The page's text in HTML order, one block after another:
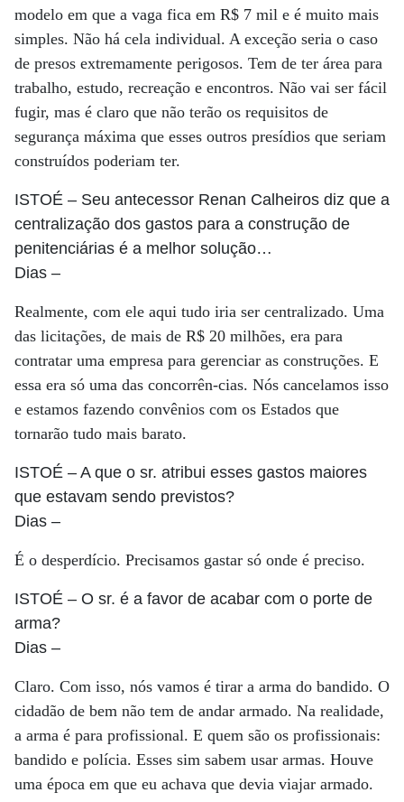
modelo em que a vaga fica em R$ 7 mil e é muito mais
simples. Não há cela individual. A exceção seria o caso
de presos extremamente perigosos. Tem de ter área para
trabalho, estudo, recreação e encontros. Não vai ser fácil
fugir, mas é claro que não terão os requisitos de
segurança máxima que esses outros presídios que seriam
construídos poderiam ter.
ISTOÉ – Seu antecessor Renan Calheiros diz que a
centralização dos gastos para a construção de
penitenciárias é a melhor solução…
Dias –
Realmente, com ele aqui tudo iria ser centralizado. Uma
das licitações, de mais de R$ 20 milhões, era para
contratar uma empresa para gerenciar as construções. E
essa era só uma das concorrên-cias. Nós cancelamos isso
e estamos fazendo convênios com os Estados que
tornarão tudo mais barato.
ISTOÉ – A que o sr. atribui esses gastos maiores
que estavam sendo previstos?
Dias –
É o desperdício. Precisamos gastar só onde é preciso.
ISTOÉ – O sr. é a favor de acabar com o porte de
arma?
Dias –
Claro. Com isso, nós vamos é tirar a arma do bandido. O
cidadão de bem não tem de andar armado. Na realidade,
a arma é para profissional. E quem são os profissionais:
bandido e polícia. Esses sim sabem usar armas. Houve
uma época em que eu achava que devia viajar armado.